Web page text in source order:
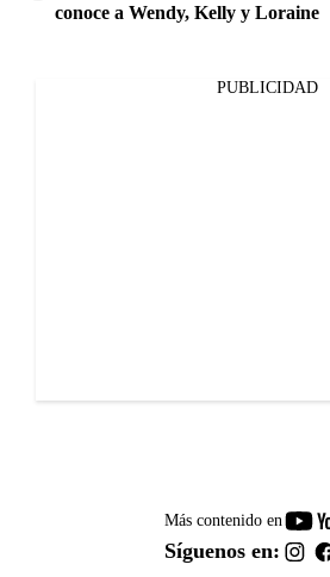
conoce a Wendy, Kelly y Loraine
PUBLICIDAD
Más contenido en
Síguenos en: